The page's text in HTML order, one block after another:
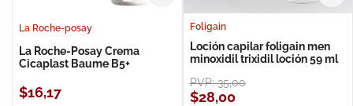
La Roche-posay
La Roche-Posay Crema
Cicaplast Baume B5+
$16,17
Foligain
Loción capilar foligain men
minoxidil trixidil loción 59 ml
PVP:35,00
$28,00